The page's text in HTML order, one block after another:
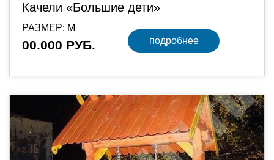
Качели «Большие дети»
РАЗМЕР: М
00.000 РУБ. подробнее